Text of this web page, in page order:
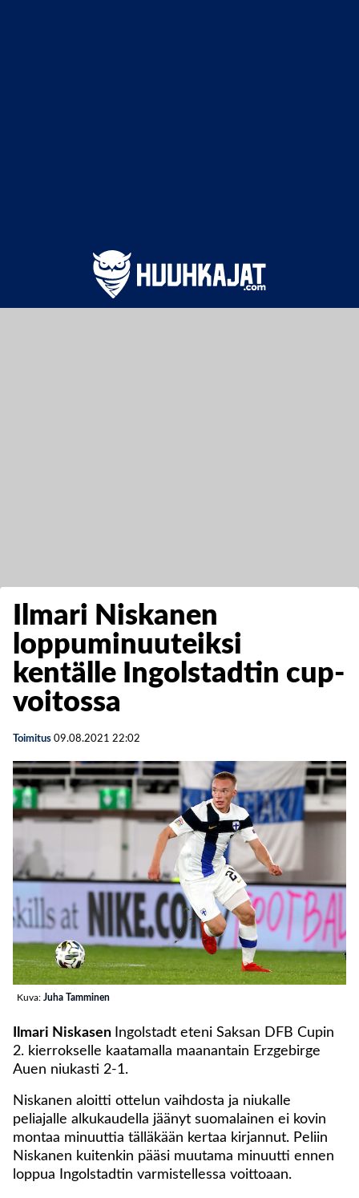
Ilmari Niskanen
loppuminuuteiksi
kentälle Ingolstadtin cup-
voitossa
Toimitus 09.08.2021 22:02
Kuva: Juha Tamminen
Ilmari Niskasen Ingolstadt eteni Saksan DFB Cupin
2. kierrokselle kaatamalla maanantain Erzgebirge
Auen niukasti 2-1.
Niskanen aloitti ottelun vaihdosta ja niukalle
peliajalle alkukaudella jäänyt suomalainen ei kovin
montaa minuuttia tälläkään kertaa kirjannut. Peliin
Niskanen kuitenkin pääsi muutama minuutti ennen
loppua Ingolstadtin varmistellessa voittoaan.